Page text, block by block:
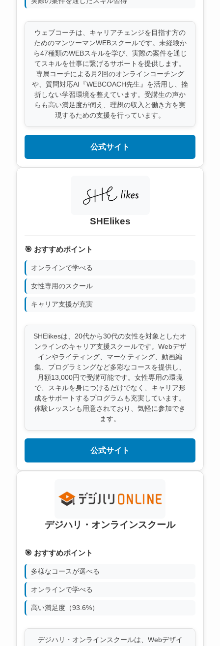
ウェブコーチは、キャリアチェンジを目指す方の
ためのマンツーマンWEBスクールです。未経験か
ら47種類のWEBスキルを学び、実際の案件を通じ
てスキルを仕事に繋げるサポートを提供します。
専属コーチによる月2回のオンラインコーチング
や、質問対応AI『WEBCOACH先生』を活用し、挫
折しない学習環境を整えています。受講生の声か
らも高い満足度が伺え、理想の収入と働き方を実
現するための支援を行っています。
公式サイト
SHElikes
🎯 おすすめポイント
オンラインで学べる
女性専用のスクール
キャリア支援が充実
SHElikesは、20代から30代の女性を対象としたオ
ンラインのキャリア支援スクールです。Webデザ
インやライティング、マーケティング、動画編
集、プログラミングなど多彩なコースを提供し、
月額13,000円で受講可能です。女性専用の環境
で、スキルを身につけるだけでなく、キャリア形
成をサポートするプログラムも充実しています。
体験レッスンも用意されており、気軽に参加でき
ます。
公式サイト
デジハリ・オンラインスクール
🎯 おすすめポイント
多様なコースが選べる
オンラインで学べる
高い満足度（93.6%）
デジハリ・オンラインスクールは、Webデザイ